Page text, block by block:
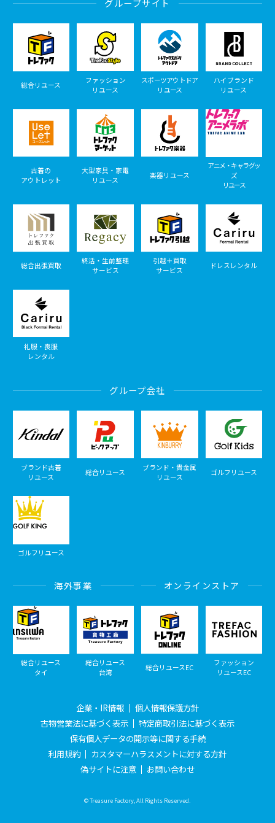
グループサイト
総合リユース
ファッション
リユース
スポーツアウトドア
リユース
ハイブランド
リユース
古着の
アウトレット
大型家具・家電
リユース
楽器リユース
アニメ・キャラグッ
ズ
リユース
総合出張買取
終活・生前整理
サービス
引越＋買取
サービス
ドレスレンタル
礼服・喪服
レンタル
グループ会社
ブランド古着
リユース
総合リユース
ブランド・貴金属
リユース
ゴルフリユース
ゴルフリユース
海外事業
総合リユース
タイ
総合リユース
台湾
オンラインストア
総合リユースEC
ファッション
リユースEC
企業・IR情報
個人情報保護方針
古物営業法に基づく表示
特定商取引法に基づく表示
保有個人データの開示等に関する手続
利用規約
カスタマーハラスメントに対する方針
偽サイトに注意
お問い合わせ
© Treasure Factory, All Rights Reserved.